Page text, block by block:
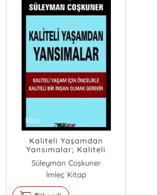
Kaliteli Yaşamdan
Yansımalar; Kaliteli
Yaşam için Öncelikle
Kaliteli Bir İnsan Olmak
Gerekir
Süleyman Coşkuner
İmleç Kitap